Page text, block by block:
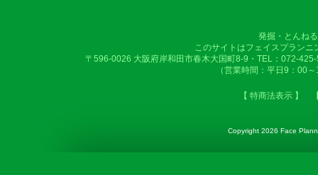
発掘・とんね
このサイトはフェイスプラン
〒596-0026 大阪府岸和田市春木大国町8-9・TEL：072-
（営業時間：平日9：00
【 特商法表示 】
Copyright 2026 Face